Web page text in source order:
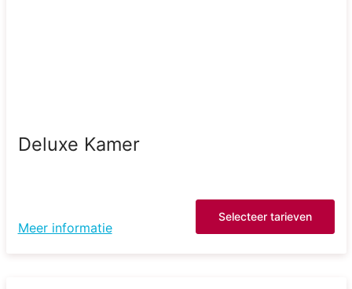
Deluxe Kamer
Meer informatie
Selecteer tarieven